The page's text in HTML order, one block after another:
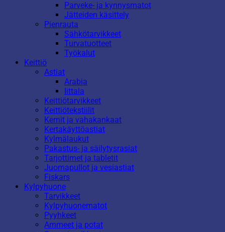
Parveke- ja kynnysmatot
Jätteiden käsittely
Pienrauta
Sähkötarvikkeet
Turvatuotteet
Työkalut
Keittiö
Astiat
Arabia
Iittala
Keittiötarvikkeet
Keittiötekstiilit
Kernit ja vahakankaat
Kertakäyttöastiat
Kylmälaukut
Pakastus- ja säilytysrasiat
Tarjottimet ja tabletit
Juomapullot ja vesiastiat
Fiskars
Kylpyhuone
Tarvikkeet
Kylpyhuonematot
Pyyhkeet
Ammeet ja potat